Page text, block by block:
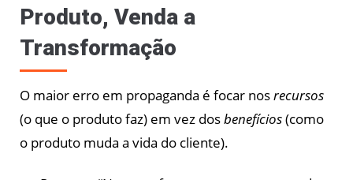
Produto, Venda a
Transformação
O maior erro em propaganda é focar nosrecursos
(o que o produto faz) em vez dosbenefícios(como
o produto muda a vida do cliente).